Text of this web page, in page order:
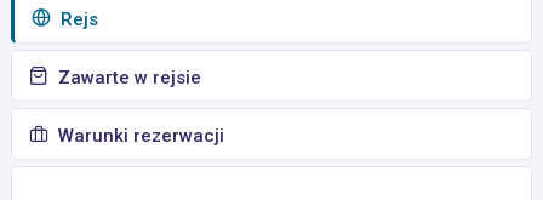
Rejs
Zawarte w rejsie
Warunki rezerwacji